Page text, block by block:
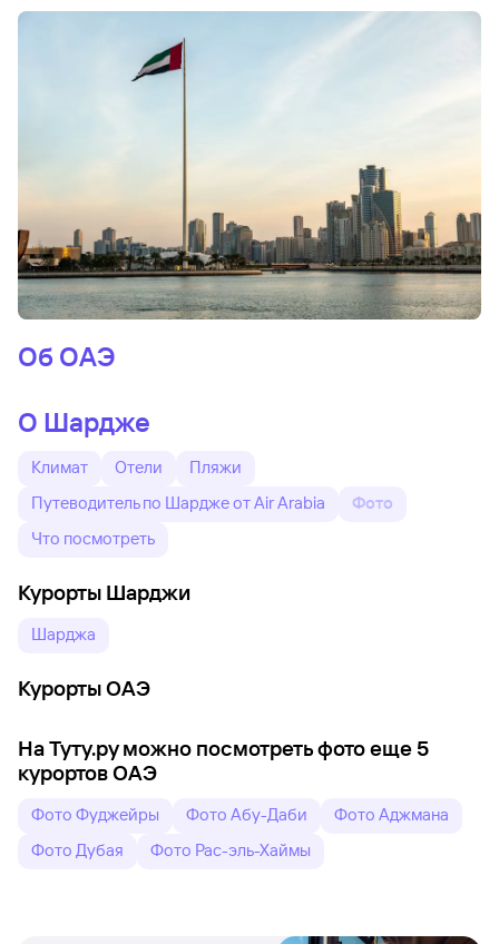
Об ОАЭ
О Шардже
Климат Отели
Пляжи
Путеводитель по Шардже от Air Arabia
Фото
Что посмотреть
Курорты Шарджи
Шарджа
Курорты ОАЭ
На Туту.ру можно посмотреть фото еще 5
курортов ОАЭ
Фото Фуджейры Фото Абу-Даби
Фото Аджмана
Фото Дубая
Фото Рас-эль-Хаймы